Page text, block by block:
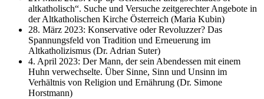
altkatholisch“. Suche und Versuche zeitgerechter Angebote in
der Altkatholischen Kirche Österreich (Maria Kubin)
28. März 2023: Konservative oder Revoluzzer? Das
Spannungsfeld von Tradition und Erneuerung im
Altkatholizismus (Dr. Adrian Suter)
4. April 2023: Der Mann, der sein Abendessen mit einem
Huhn verwechselte. Über Sinne, Sinn und Unsinn im
Verhältnis von Religion und Ernährung (Dr. Simone
Horstmann)